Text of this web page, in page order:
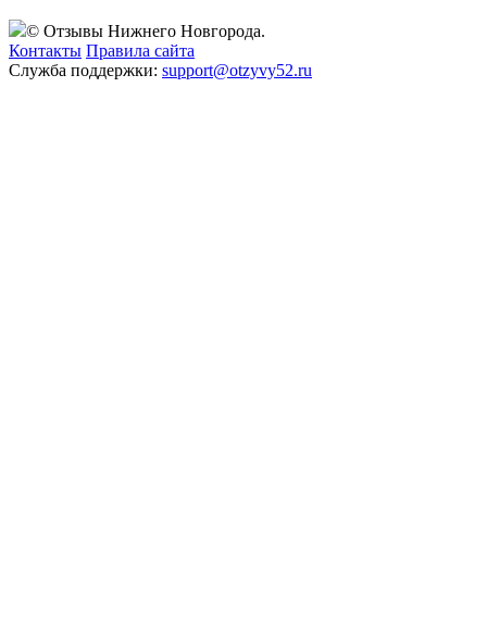
© Отзывы Нижнего Новгорода.
Контакты Правила сайта
Служба поддержки: support@otzyvy52.ru